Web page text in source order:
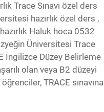
Trace Sınavı özel ders
hazırlık özel ders ,
Haluk hoca 0532
Üniversitesi Trace
İngilizce Düzey Belirleme
olan veya B2 düzeyi
TRACE sınavına